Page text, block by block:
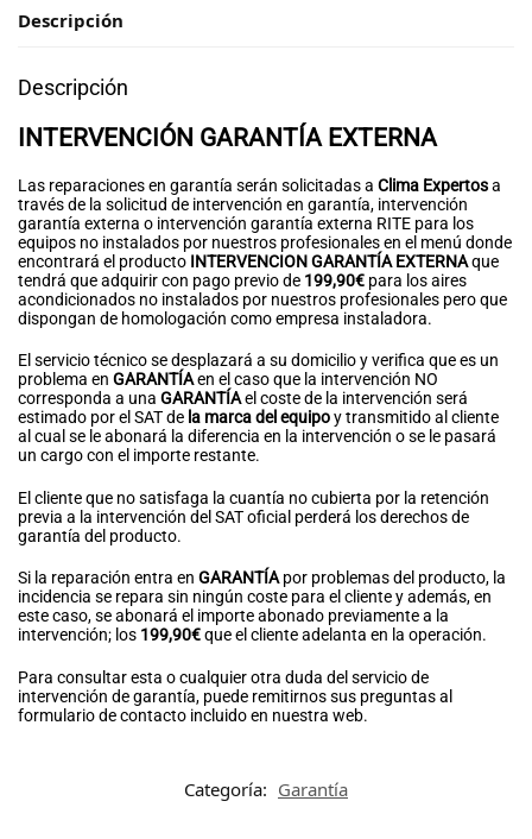
Descripción
Descripción
INTERVENCIÓN GARANTÍA EXTERNA
Las reparaciones en garantía serán solicitadas a Clima Expertosa
través de la solicitud de intervención en garantía, intervención
garantía externa o intervención garantía externa RITE para los
equipos no instalados por nuestros profesionales en el menú donde
encontrará el producto INTERVENCION GARANTÍA EXTERNAque
tendrá que adquirir con pago previo de 199,90€ para los aires
acondicionados no instalados por nuestros profesionales pero que
dispongan de homologación como empresa instaladora.
El servicio técnico se desplazará a su domicilio y verifica que es un
problema en GARANTÍAen el caso que la intervención NO
corresponda a una GARANTÍAel coste de la intervención será
estimado por el SAT de la marca del equipoy transmitido al cliente
al cual se le abonará la diferencia en la intervención o se le pasará
un cargo con el importe restante.
El cliente que no satisfaga la cuantía no cubierta por la retención
previa a la intervención del SAT oficial perderá los derechos de
garantía del producto.
Si la reparación entra en GARANTÍA por problemas del producto, la
incidencia se repara sin ningún coste para el cliente y además, en
este caso, se abonará el importe abonado previamente a la
intervención; los 199,90€que el cliente adelanta en la operación.
Para consultar esta o cualquier otra duda del servicio de
intervención de garantía, puede remitirnos sus preguntas al
formulario de contacto incluido en nuestra web.
Categoría: Garantía